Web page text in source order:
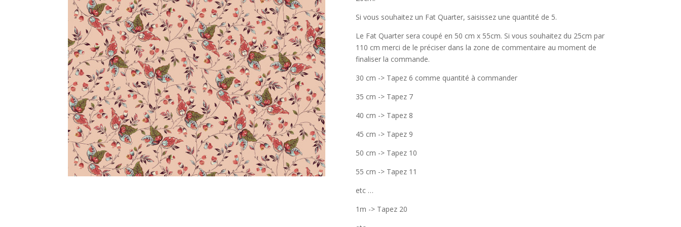
Si vous souhaitez un Fat Quarter, saisissez une quantité de 5.
Le Fat Quarter sera coupé en 50 cm x 55cm. Si vous souhaitez du 25cm par
110 cm merci de le préciser dans la zone de commentaire au moment de
finaliser la commande.
30 cm -> Tapez 6 comme quantité à commander
35 cm -> Tapez 7
40 cm -> Tapez 8
45 cm -> Tapez 9
50 cm -> Tapez 10
55 cm -> Tapez 11
etc …
1m -> Tapez 20